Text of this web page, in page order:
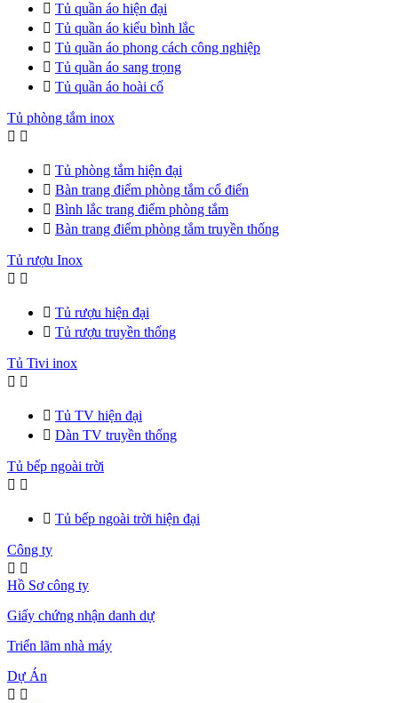
 Tủ quần áo hiện đại
 Tủ quần áo kiểu bình lắc
 Tủ quần áo phong cách công nghiệp
 Tủ quần áo sang trọng
 Tủ quần áo hoài cổ
Tủ phòng tắm inox
 
 Tủ phòng tắm hiện đại
 Bàn trang điểm phòng tắm cổ điển
 Bình lắc trang điểm phòng tắm
 Bàn trang điểm phòng tắm truyền thống
Tủ rượu Inox
 
 Tủ rượu hiện đại
 Tủ rượu truyền thống
Tủ Tivi inox
 
 Tủ TV hiện đại
 Dàn TV truyền thống
Tủ bếp ngoài trời
 
 Tủ bếp ngoài trời hiện đại
Công ty
 
Hồ Sơ công ty
Giấy chứng nhận danh dự
Triển lãm nhà máy
Dự Án
 